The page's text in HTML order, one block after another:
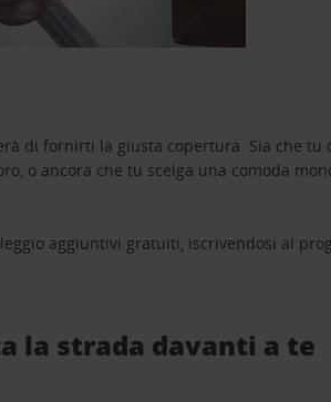
di fornirti la giusta copertura. Sia che
o ancora che tu scelga una comoda
aggiuntivi gratuiti, iscrivendosi al
la strada davanti a te